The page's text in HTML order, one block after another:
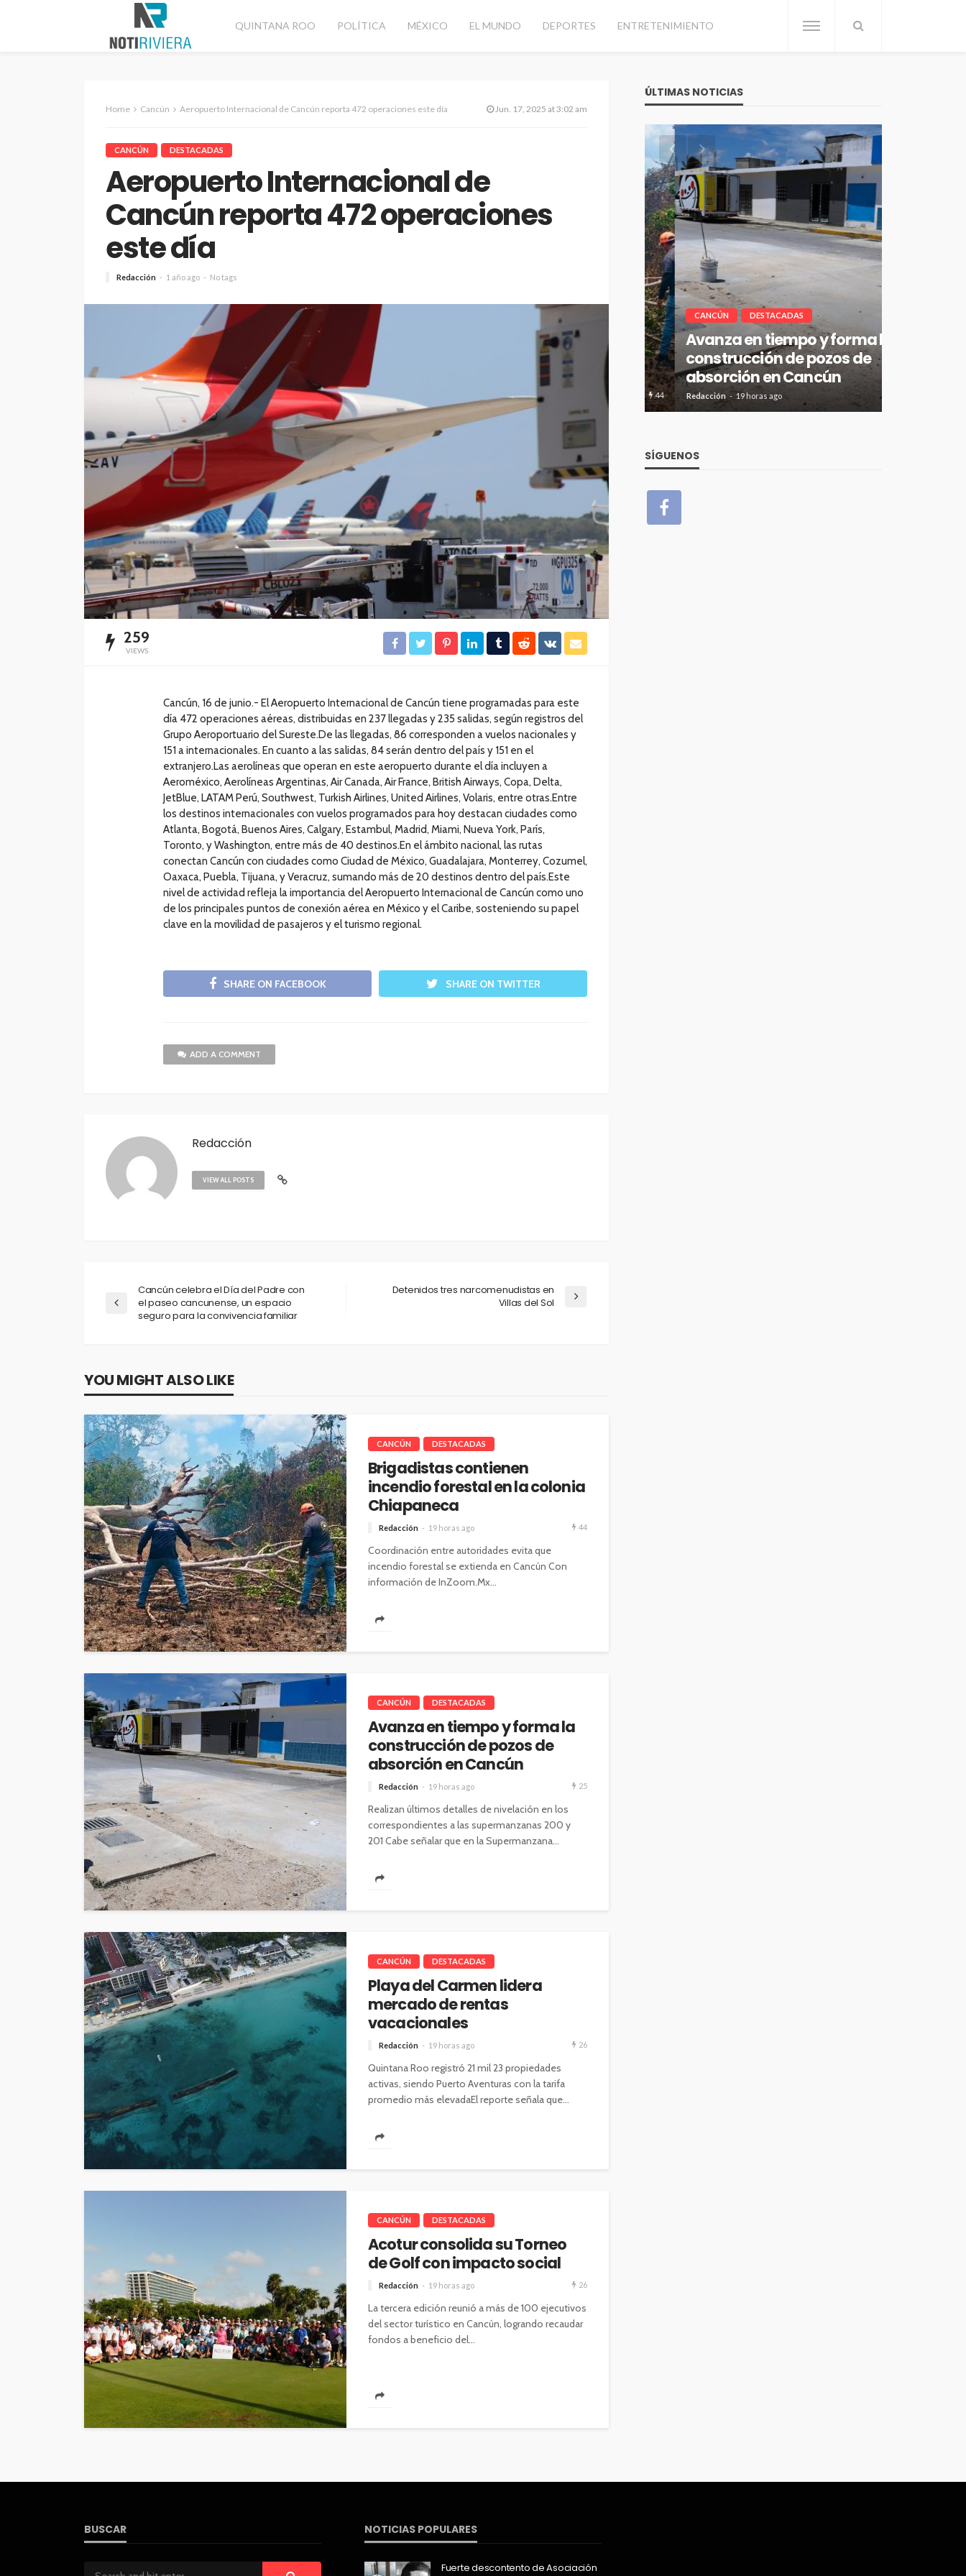
QUINTANA ROO POLÍTICA MÉXICO EL MUNDO DEPORTES ENTRETENIMIENTO
Home Cancún Aeropuerto Internacional de Cancún reporta 472 operaciones este día Jun. 17, 2025 at 3:02 am
CANCÚN DESTACADAS
Aeropuerto Internacional de
Cancún reporta 472 operaciones
este día
Redacción 1 año ago No tags
259
VIEWS
Cancún, 16 de junio.- El Aeropuerto Internacional de Cancún tiene programadas para este
día 472 operaciones aéreas, distribuidas en 237 llegadas y 235 salidas, según registros del
Grupo Aeroportuario del Sureste.De las llegadas, 86 corresponden a vuelos nacionales y
151 a internacionales. En cuanto a las salidas, 84 serán dentro del país y 151 en el
extranjero.Las aerolíneas que operan en este aeropuerto durante el día incluyen a
Aeroméxico, Aerolíneas Argentinas, Air Canada, Air France, British Airways, Copa, Delta,
JetBlue, LATAM Perú, Southwest, Turkish Airlines, United Airlines, Volaris, entre otras.Entre
los destinos internacionales con vuelos programados para hoy destacan ciudades como
Atlanta, Bogotá, Buenos Aires, Calgary, Estambul, Madrid, Miami, Nueva York, París,
Toronto, y Washington, entre más de 40 destinos.En el ámbito nacional, las rutas
conectan Cancún con ciudades como Ciudad de México, Guadalajara, Monterrey, Cozumel,
Oaxaca, Puebla, Tijuana, y Veracruz, sumando más de 20 destinos dentro del país.Este
nivel de actividad refleja la importancia del Aeropuerto Internacional de Cancún como uno
de los principales puntos de conexión aérea en México y el Caribe, sosteniendo su papel
clave en la movilidad de pasajeros y el turismo regional.
SHARE ON FACEBOOK SHARE ON TWITTER
ADD A COMMENT
Redacción
VIEW ALL POSTS
Cancún celebra el Día del Padre con
el paseo cancunense, un espacio
seguro para la convivencia familiar
Detenidos tres narcomenudistas en
Villas del Sol
YOU MIGHT ALSO LIKE
CANCÚN DESTACADAS
Brigadistas contienen
incendio forestal en la colonia
Chiapaneca
Redacción 19 horas ago 44
Coordinación entre autoridades evita que
incendio forestal se extienda en Cancún Con
información de InZoom.Mx...
CANCÚN DESTACADAS
Avanza en tiempo y forma la
construcción de pozos de
absorción en Cancún
Redacción 19 horas ago 25
Realizan últimos detalles de nivelación en los
correspondientes a las supermanzanas 200 y
201 Cabe señalar que en la Supermanzana...
CANCÚN DESTACADAS
Playa del Carmen lidera
mercado de rentas
vacacionales
Redacción 19 horas ago 26
Quintana Roo registró 21 mil 23 propiedades
activas, siendo Puerto Aventuras con la tarifa
promedio más elevadaEl reporte señala que...
CANCÚN DESTACADAS
Acotur consolida su Torneo
de Golf con impacto social
Redacción 19 horas ago 26
La tercera edición reunió a más de 100 ejecutivos
del sector turístico en Cancún, logrando recaudar
fondos a beneficio del...
ÚLTIMAS NOTICIAS
CANCÚN DESTACADAS
Playa del Carmen lidera
mercado de rentas
vacacionales
Redacción 19 horas ago
Brigadistas contienen
incendio forestal en la
colonia Chiapaneca
19 horas ago
CANCÚN DESTACADAS
Avanza en tiempo y forma la
construcción de pozos de
absorción en Cancún
Redacción 19 horas ago
SÍGUENOS
BUSCAR NOTICIAS POPULARES
Fuerte descontento de Asociación